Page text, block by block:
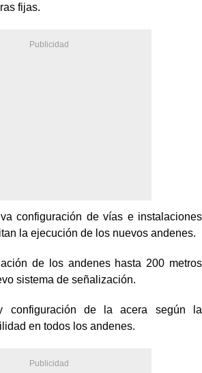
fijas.
configuración de vías e instalaciones
la ejecución de los nuevos andenes.
de los andenes hasta 200 metros
sistema de señalización.
configuración de la acera según la
en todos los andenes.